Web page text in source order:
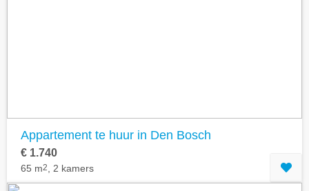
Appartement te huur in Den Bosch
€ 1.740
65 m2 , 2 kamers